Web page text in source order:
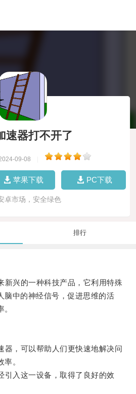
速器打不开了
09-08
苹果下载 PC下载
卓市场，安全绿色
排行
兴的一种科技产品，它利用特殊
脑中的神经信号，促进思维的活
，可以帮助人们更快速地解决问
。
入这一设备，取得了良好的效